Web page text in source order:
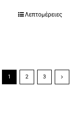
Λεπτομέρειες
1 2 3